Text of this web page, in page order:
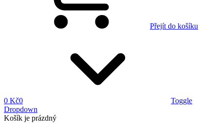
Přejít do košíku
0 Kč0
Toggle
Dropdown
Košík je prázdný